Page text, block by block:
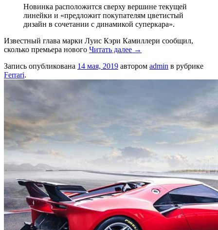
Новинка расположится сверху вершине текущей
линейки и «предложит покупателям цветистый
дизайн в сочетании с динамикой суперкара».
Известный глава марки Луис Кэри Камиллери сообщил,
сколько премьера нового Читать далее →
Запись опубликована 14 мая, 2019 автором admin в рубрике
Ferrari.